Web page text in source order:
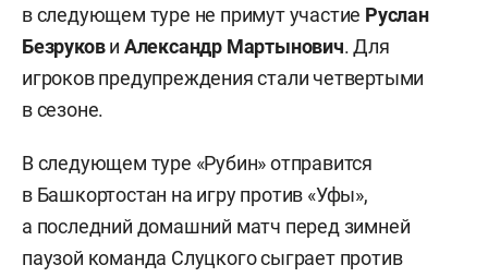
в следующем туре не примут участие Руслан
Безрукови Александр Мартынович. Для
игроков предупреждения стали четвертыми
в сезоне.
В следующем туре «Рубин» отправится
в Башкортостан на игру против «Уфы»,
а последний домашний матч перед зимней
паузой команда Слуцкого сыграет против